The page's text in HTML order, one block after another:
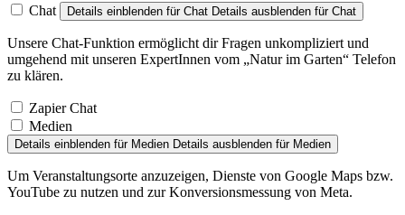
Chat Details einblenden für Chat Details ausblenden für Chat
Unsere Chat-Funktion ermöglicht dir Fragen unkompliziert und
umgehend mit unseren ExpertInnen vom „Natur im Garten“ Telefon
zu klären.
Zapier Chat
Medien
Details einblenden für Medien Details ausblenden für Medien
Um Veranstaltungsorte anzuzeigen, Dienste von Google Maps bzw.
YouTube zu nutzen und zur Konversionsmessung von Meta.